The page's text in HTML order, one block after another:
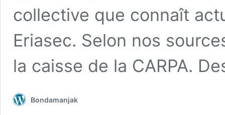
collective que connaît
Eriasec. Selon nos
la caisse de la CARPA.
Bondamanjak